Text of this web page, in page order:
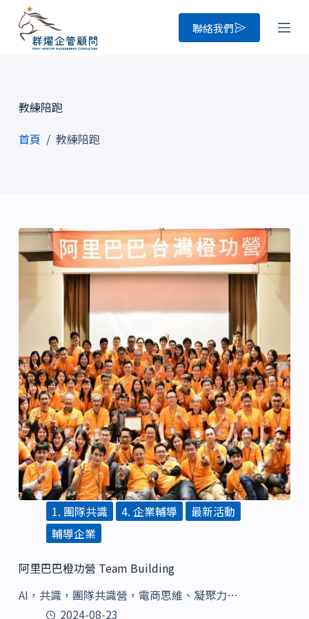
跳
至
容
聯絡我們
教練陪跑
首頁 / 教練陪跑
1. 團隊共識 4. 企業輔導
最新活動
輔導企業
阿里巴巴橙功營 Team Building
AI，共識，團隊共識營，電商思維、凝聚力…
2024-08-23